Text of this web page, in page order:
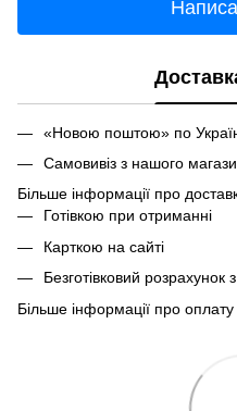
«Новою поштою» по
Самовивіз з нашого
Більше інформації про
Готівкою при отриманні
Карткою на сайті
Безготівковий розрахунок
Більше інформації про оплату